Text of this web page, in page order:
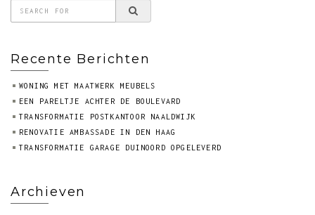
Recente Berichten
WONING MET MAATWERK MEUBELS
EEN PARELTJE ACHTER DE BOULEVARD
TRANSFORMATIE POSTKANTOOR NAALDWIJK
RENOVATIE AMBASSADE IN DEN HAAG
TRANSFORMATIE GARAGE DUINOORD OPGELEVERD
Archieven